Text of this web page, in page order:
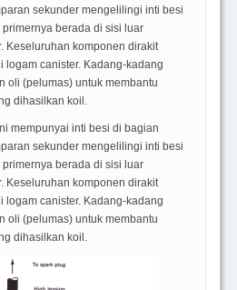
sekunder mengelilingi inti besi
berada di sisi luar
Keseluruhan komponen dirakit
logam canister. Kadang-kadang
oli (pelumas) untuk membantu
dihasilkan koil.
mempunyai inti besi di bagian
sekunder mengelilingi inti besi
berada di sisi luar
Keseluruhan komponen dirakit
logam canister. Kadang-kadang
oli (pelumas) untuk membantu
dihasilkan koil.